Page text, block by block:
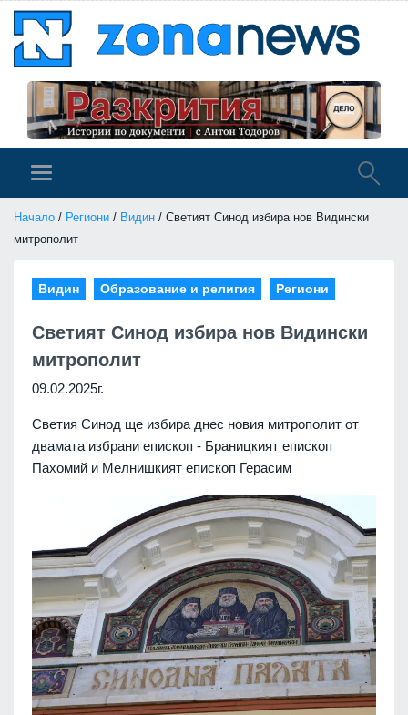
Начало / Региони / Видин / Светият Синод избира нов Видински
митрополит
Видин Образование и религия Региони
Светият Синод избира нов Видински
митрополит
09.02.2025г.
Светия Синод ще избира днес новия митрополит от
двамата избрани епископ - Браницкият епископ
Пахомий и Мелнишкият епископ Герасим